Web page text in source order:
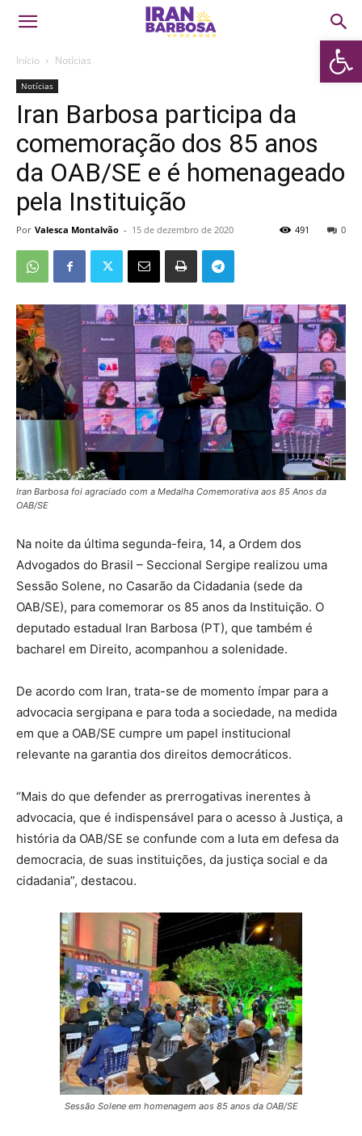
Abrir
Início Notícias
Notícias
Iran Barbosa participa da
comemoração dos 85 anos
da OAB/SE e é homenageado
pela Instituição
Por Valesca Montalvão - 15 de dezembro de 2020 0
491
Iran Barbosa foi agraciado com a Medalha Comemorativa aos 85 Anos da
OAB/SE
Na noite da última segunda-feira, 14, a Ordem dos
Advogados do Brasil – Seccional Sergipe realizou uma
Sessão Solene, no Casarão da Cidadania (sede da
OAB/SE), para comemorar os 85 anos da Instituição. O
deputado estadual Iran Barbosa (PT), que também é
bacharel em Direito, acompanhou a solenidade.
De acordo com Iran, trata-se de momento ímpar para a
advocacia sergipana e para toda a sociedade, na medida
em que a OAB/SE cumpre um papel institucional
relevante na garantia dos direitos democráticos.
“Mais do que defender as prerrogativas inerentes à
advocacia, que é indispensável para o acesso à Justiça, a
história da OAB/SE se confunde com a luta em defesa da
democracia, de suas instituições, da justiça social e da
cidadania”, destacou.
Sessão Solene em homenagem aos 85 anos da OAB/SE